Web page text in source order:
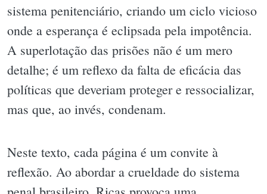
sistema penitenciário, criando um ciclo vicioso
onde a esperança é eclipsada pela impotência.
A superlotação das prisões não é um mero
detalhe; é um reflexo da falta de eficácia das
políticas que deveriam proteger e ressocializar,
mas que, ao invés, condenam.
Neste texto, cada página é um convite à
reflexão. Ao abordar a crueldade do sistema